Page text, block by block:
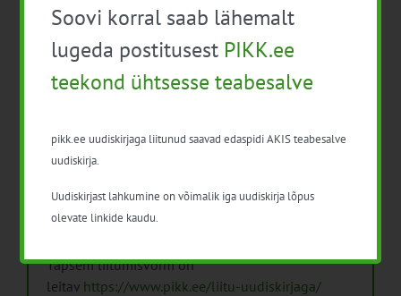
Pikk.ee uudiskirjaga liitumine.
Isikuandmeid töötleme vastavalt
Isikuandmete
Täpsem liitumisvorm on
leitav https://www.pikk.ee/liitu-uudiskirjaga/
Soovi korral saab lähemalt
lugeda postitusest PIKK.ee
teekond ühtsesse teabesalve
pikk.ee uudiskirjaga liitunud saavad edaspidi AKIS teabesalve
uudiskirja.
Uudiskirjast lahkumine on võimalik iga uudiskirja lõpus
olevate linkide kaudu.